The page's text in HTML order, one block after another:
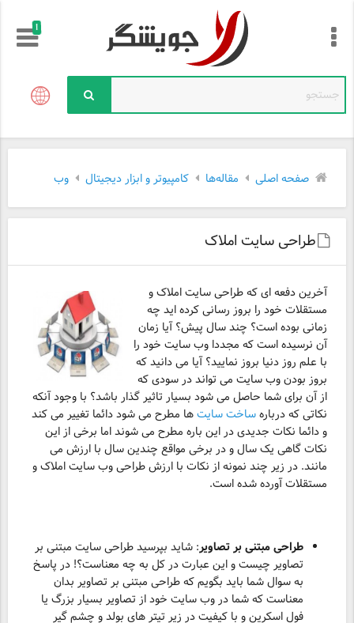
!
صفحه اصلی مقاله‌ها کامپیوتر و ابزار دیجیتال وب
طراحی سایت املاک
آخرین دفعه ای که طراحی سایت املاک و
مستقلات خود را بروز رسانی کرده اید چه
زمانی بوده است؟ چند سال پیش؟ آیا زمان
آن نرسیده است که مجددا وب سایت خود را
با علم روز دنیا بروز نمایید؟ آیا می دانید که
بروز بودن وب سایت می تواند در سودی که
از آن برای شما حاصل می شود بسیار تاثیر گذار باشد؟ با وجود آنکه
نکاتی که دربارهساخت سایتها مطرح می شود دائما تغییر می کند
و دائما نکات جدیدی در این باره مطرح می شوند اما برخی از این
نکات گاهی یک سال و در برخی مواقع چندین سال با ارزش می
مانند. در زیر چند نمونه از نکات با ارزش طراحی وب سایت املاک و
مستقلات آورده شده است.
طراحی مبتنی بر تصاویر: شاید بپرسید طراحی سایت مبتنی بر
تصاویر چیست و این عبارت در کل به چه معناست؟! در پاسخ
به سوال شما باید بگویم که طراحی مبتنی بر تصاویر بدان
معناست که شما در وب سایت خود از تصاویر بسیار بزرگ یا
فول اسکرین و با کیفیت در زیر تیتر های بولد و چشم گیر